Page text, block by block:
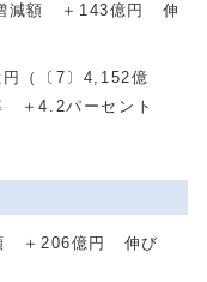
減額 ＋143億円 伸
（〔7〕4,152億
4.2パーセント
＋206億円 伸び